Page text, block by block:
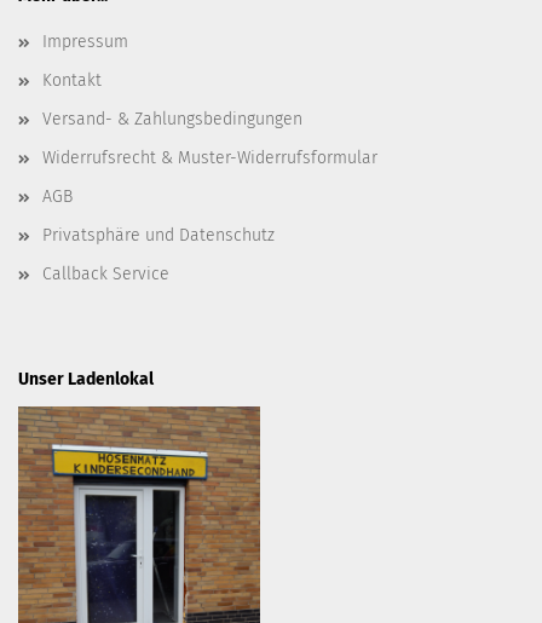
Impressum
Kontakt
Versand- & Zahlungsbedingungen
Widerrufsrecht & Muster-Widerrufsformular
AGB
Privatsphäre und Datenschutz
Callback Service
Unser Ladenlokal